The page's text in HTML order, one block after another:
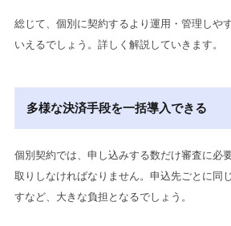
総じて、個別に契約するより運用・管理しや
いえるでしょう。詳しく解説していきます。
多様な決済手段を一括導入できる
個別契約では、申し込みする数だけ審査に必
取りしなければなりません。申込先ごとに同
すなど、大きな負担となるでしょう。